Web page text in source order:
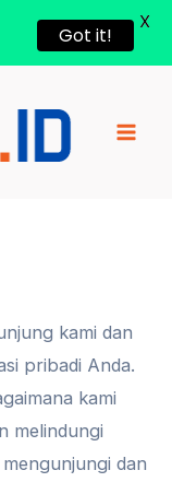
kami dan
pribadi Anda.
kami
melindungi
dan
Got it!
X